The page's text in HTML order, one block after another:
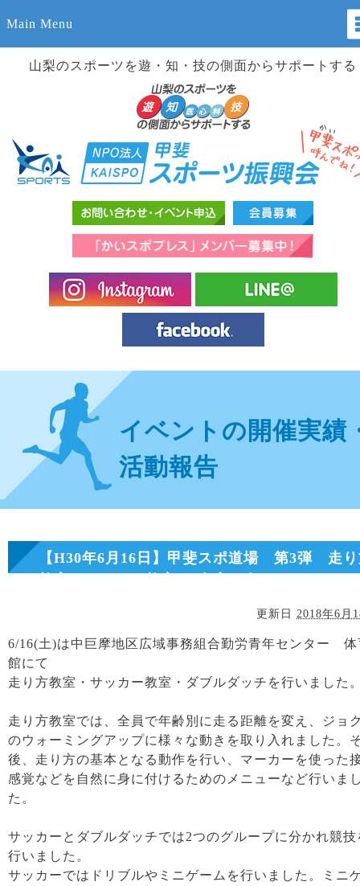
Main Menu
山梨のスポーツを遊・知・技の側面からサポートする
イベントの開催実績
活動報告
【H30年6月16日】甲斐スポ道場 第3弾 走
更新日 2018年6月
6/16(土)は中巨摩地区広域事務組合勤労青年センター 体
館にて
走り方教室・サッカー教室・ダブルダッチを行いました
走り方教室では、全員で年齢別に走る距離を変え、ジョ
のウォーミングアップに様々な動きを取り入れました。
後、走り方の基本となる動作を行い、マーカーを使った
感覚などを自然に身に付けるためのメニューなど行いま
た。
サッカーとダブルダッチでは2つのグループに分かれ競技
行いました。
サッカーではドリブルやミニゲームを行いました。ミニ